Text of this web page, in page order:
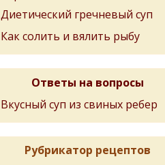
Диетический гречневый суп
Как солить и вялить рыбу
Ответы на вопросы
Вкусный суп из свиных ребер
Рубрикатор рецептов